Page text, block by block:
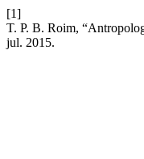
[1]
T. P. B. Roim,
jul. 2015.